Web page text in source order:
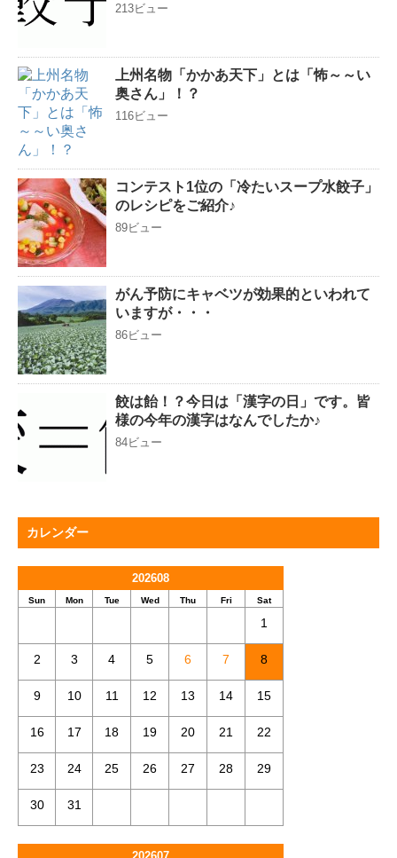
213ビュー
上州名物「かかあ天下」とは「怖～～い
奥さん」！？
116ビュー
コンテスト1位の「冷たいスープ水餃子」
のレシピをご紹介♪
89ビュー
がん予防にキャベツが効果的といわれて
いますが・・・
86ビュー
餃は飴！？今日は「漢字の日」です。皆
様の今年の漢字はなんでしたか♪
84ビュー
カレンダー
202608
Sun Mon Tue Wed Thu Fri Sat
1
2 3 4 5 6 7 8
9 10 11 12 13 14 15
16 17 18 19 20 21 22
23 24 25 26 27 28 29
30 31
202607